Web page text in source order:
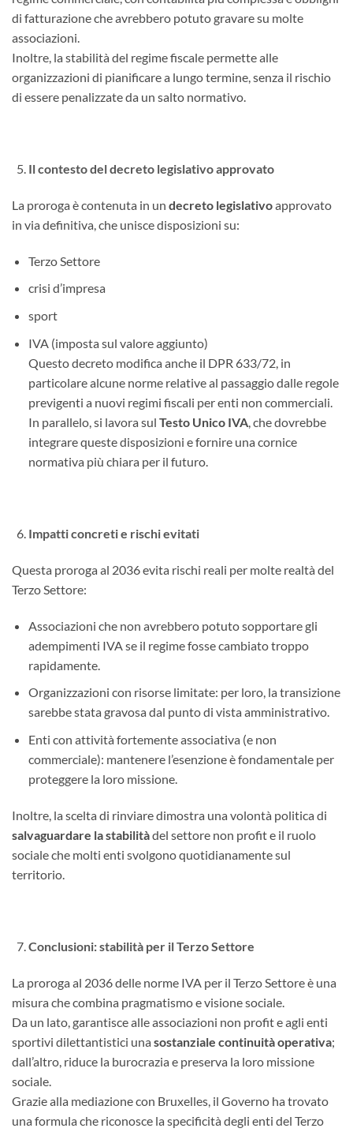
di fatturazione che avrebbero potuto gravare su molte
associazioni.
Inoltre, la stabilità del regime fiscale permette alle
organizzazioni di pianificare a lungo termine, senza il rischio
di essere penalizzate da un salto normativo.
Il contesto del decreto legislativo approvato
La proroga è contenuta in un decreto legislativoapprovato
in via definitiva, che unisce disposizioni su:
Terzo Settore
crisi d’impresa
sport
IVA (imposta sul valore aggiunto)
Questo decreto modifica anche il DPR 633/72, in
particolare alcune norme relative al passaggio dalle regole
previgenti a nuovi regimi fiscali per enti non commerciali.
In parallelo, si lavora sul Testo Unico IVA, che dovrebbe
integrare queste disposizioni e fornire una cornice
normativa più chiara per il futuro.
Impatti concreti e rischi evitati
Questa proroga al 2036 evita rischi reali per molte realtà del
Terzo Settore:
Associazioni che non avrebbero potuto sopportare gli
adempimenti IVA se il regime fosse cambiato troppo
rapidamente.
Organizzazioni con risorse limitate: per loro, la transizione
sarebbe stata gravosa dal punto di vista amministrativo.
Enti con attività fortemente associativa (e non
commerciale): mantenere l’esenzione è fondamentale per
proteggere la loro missione.
Inoltre, la scelta di rinviare dimostra una volontà politica di
salvaguardare la stabilitàdel settore non profit e il ruolo
sociale che molti enti svolgono quotidianamente sul
territorio.
Conclusioni: stabilità per il Terzo Settore
La proroga al 2036 delle norme IVA per il Terzo Settore è una
misura che combina pragmatismo e visione sociale.
Da un lato, garantisce alle associazioni non profit e agli enti
sportivi dilettantistici una sostanziale continuità operativa;
dall’altro, riduce la burocrazia e preserva la loro missione
sociale.
Grazie alla mediazione con Bruxelles, il Governo ha trovato
una formula che riconosce la specificità degli enti del Terzo